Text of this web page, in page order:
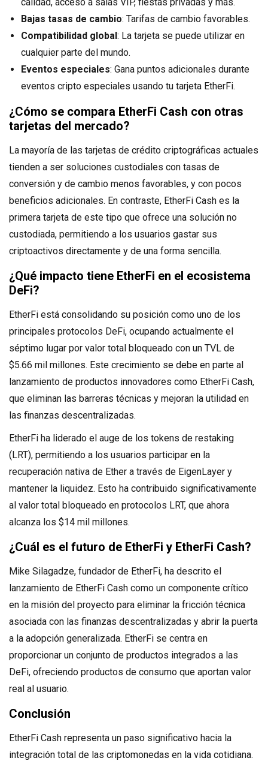
Bajas tasas de cambio: Tarifas de cambio favorables.
Compatibilidad global: La tarjeta se puede utilizar en
cualquier parte del mundo.
Eventos especiales: Gana puntos adicionales durante
eventos cripto especiales usando tu tarjeta EtherFi.
¿Cómo se compara EtherFi Cash con otras
tarjetas del mercado?
La mayoría de las tarjetas de crédito criptográficas actuales
tienden a ser soluciones custodiales con tasas de
conversión y de cambio menos favorables, y con pocos
beneficios adicionales. En contraste, EtherFi Cash es la
primera tarjeta de este tipo que ofrece una solución no
custodiada, permitiendo a los usuarios gastar sus
criptoactivos directamente y de una forma sencilla.
¿Qué impacto tiene EtherFi en el ecosistema
DeFi?
EtherFi está consolidando su posición como uno de los
principales protocolos DeFi, ocupando actualmente el
séptimo lugar por valor total bloqueado con un TVL de
$5.66 mil millones. Este crecimiento se debe en parte al
lanzamiento de productos innovadores como EtherFi Cash,
que eliminan las barreras técnicas y mejoran la utilidad en
las finanzas descentralizadas.
EtherFi ha liderado el auge de los tokens de restaking
(LRT), permitiendo a los usuarios participar en la
recuperación nativa de Ether a través de EigenLayer y
mantener la liquidez. Esto ha contribuido significativamente
al valor total bloqueado en protocolos LRT, que ahora
alcanza los $14 mil millones.
¿Cuál es el futuro de EtherFi y EtherFi Cash?
Mike Silagadze, fundador de EtherFi, ha descrito el
lanzamiento de EtherFi Cash como un componente crítico
en la misión del proyecto para eliminar la fricción técnica
asociada con las finanzas descentralizadas y abrir la puerta
a la adopción generalizada. EtherFi se centra en
proporcionar un conjunto de productos integrados a las
DeFi, ofreciendo productos de consumo que aportan valor
real al usuario.
Conclusión
EtherFi Cash representa un paso significativo hacia la
integración total de las criptomonedas en la vida cotidiana.